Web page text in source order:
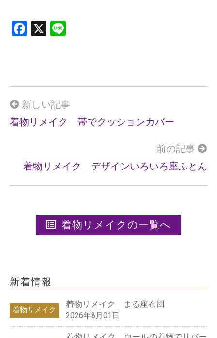
F
o
o
k
X Li
新しい記事
着物リメイク 帯でクッションカバー
前の記事
着物リメイク デザインいろいろ座ふとん
着物リメイクの一覧へ
新着情報
着物リメイク
着物リメイク まる座布団
2026年8月01日